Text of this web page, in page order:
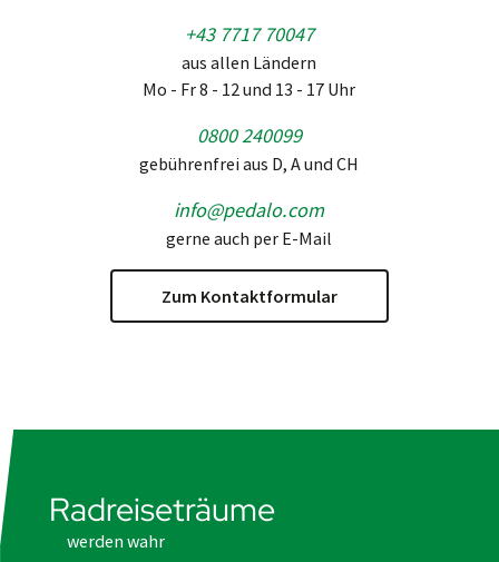
+43 7717 70047
aus allen Ländern
Mo - Fr 8 - 12 und 13 - 17 Uhr
0800 240099
gebührenfrei aus D, A und CH
info@pedalo.com
gerne auch per E-Mail
Zum Kontaktformular
Radreiseträume
werden wahr